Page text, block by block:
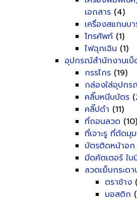
เอกสาร (4)
เครื่องสแกนบา
โทรศัพท์ (1)
ไฟฉุกเฉิน (1)
อุปกรณ์สำนักงานเบ็
กรรไกร (19)
กล่องใส่อุปกร
คลิ๊บหนีบบัตร
คลิ๊ปดำ (11)
ที่ถอนลวด (10)
ที่เจาะรู ที่ตัดมุ
บัตรติดหน้าอ
มีดคัตเตอร์ ใ
ลวดเย็บกระด
ตราช้าง
บอสติก